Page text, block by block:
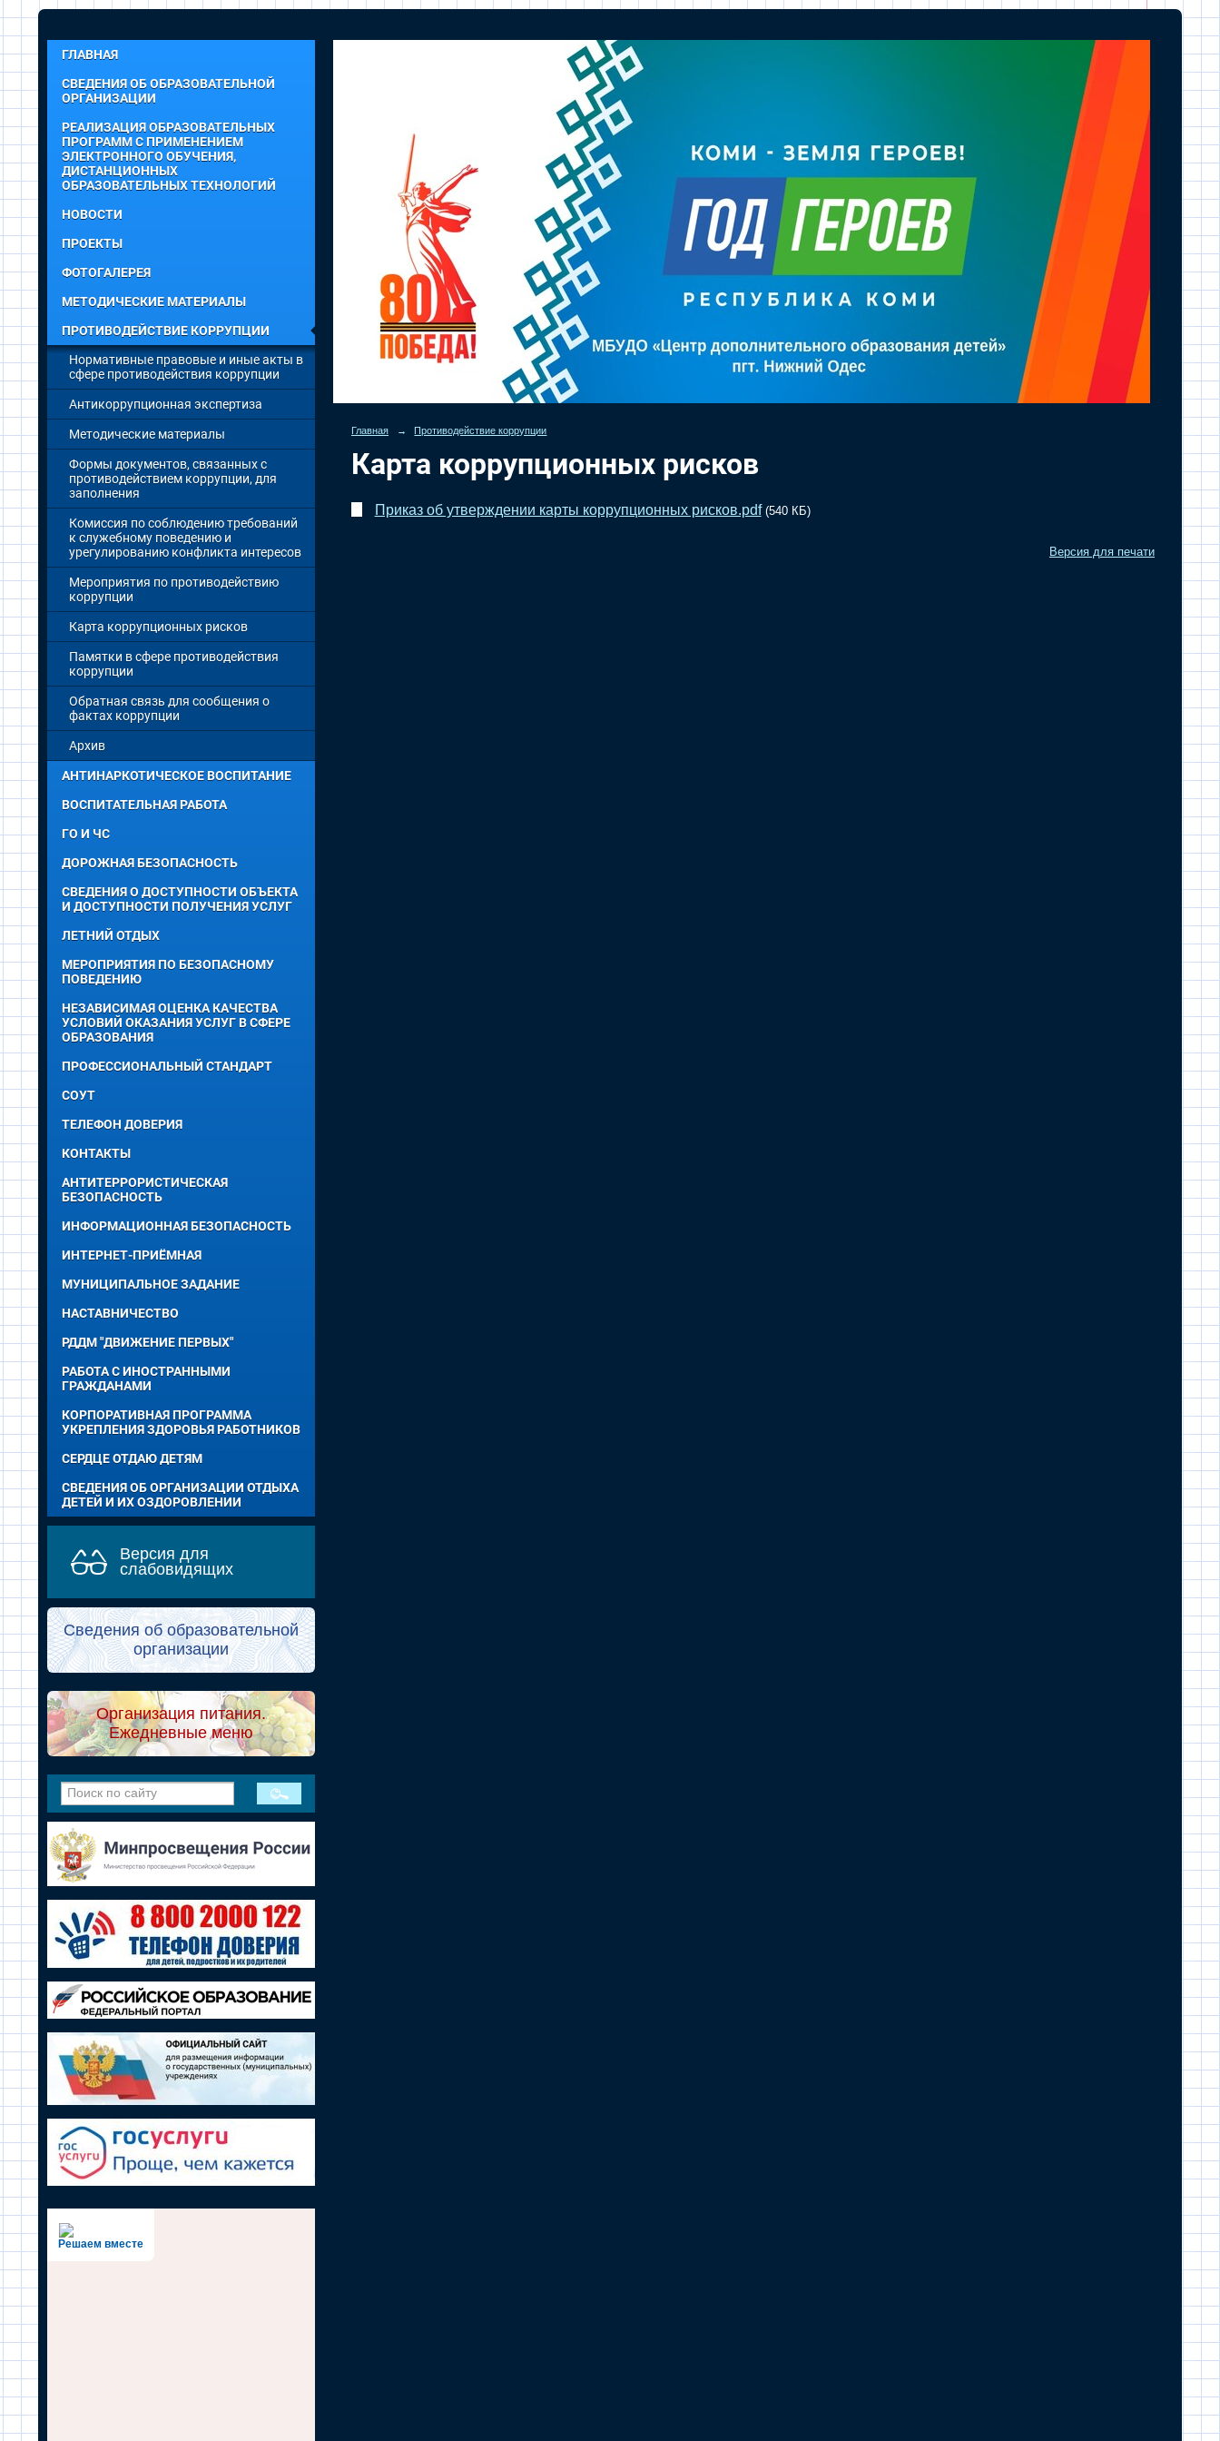
ГЛАВНАЯ
СВЕДЕНИЯ ОБ ОБРАЗОВАТЕЛЬНОЙ
ОРГАНИЗАЦИИ
РЕАЛИЗАЦИЯ ОБРАЗОВАТЕЛЬНЫХ
ПРОГРАММ С ПРИМЕНЕНИЕМ
ЭЛЕКТРОННОГО ОБУЧЕНИЯ,
ДИСТАНЦИОННЫХ
ОБРАЗОВАТЕЛЬНЫХ ТЕХНОЛОГИЙ
НОВОСТИ
ПРОЕКТЫ
ФОТОГАЛЕРЕЯ
МЕТОДИЧЕСКИЕ МАТЕРИАЛЫ
ПРОТИВОДЕЙСТВИЕ КОРРУПЦИИ
Нормативные правовые и иные акты в
сфере противодействия коррупции
Антикоррупционная экспертиза
Методические материалы
Формы документов, связанных с
противодействием коррупции, для
заполнения
Комиссия по соблюдению требований
к служебному поведению и
урегулированию конфликта интересов
Мероприятия по противодействию
коррупции
Карта коррупционных рисков
Памятки в сфере противодействия
коррупции
Обратная связь для сообщения о
фактах коррупции
Архив
АНТИНАРКОТИЧЕСКОЕ ВОСПИТАНИЕ
ВОСПИТАТЕЛЬНАЯ РАБОТА
ГО И ЧС
ДОРОЖНАЯ БЕЗОПАСНОСТЬ
СВЕДЕНИЯ О ДОСТУПНОСТИ ОБЪЕКТА
И ДОСТУПНОСТИ ПОЛУЧЕНИЯ УСЛУГ
ЛЕТНИЙ ОТДЫХ
МЕРОПРИЯТИЯ ПО БЕЗОПАСНОМУ
ПОВЕДЕНИЮ
НЕЗАВИСИМАЯ ОЦЕНКА КАЧЕСТВА
УСЛОВИЙ ОКАЗАНИЯ УСЛУГ В СФЕРЕ
ОБРАЗОВАНИЯ
ПРОФЕССИОНАЛЬНЫЙ СТАНДАРТ
СОУТ
ТЕЛЕФОН ДОВЕРИЯ
КОНТАКТЫ
АНТИТЕРРОРИСТИЧЕСКАЯ
БЕЗОПАСНОСТЬ
ИНФОРМАЦИОННАЯ БЕЗОПАСНОСТЬ
ИНТЕРНЕТ-ПРИЁМНАЯ
МУНИЦИПАЛЬНОЕ ЗАДАНИЕ
НАСТАВНИЧЕСТВО
РДДМ "ДВИЖЕНИЕ ПЕРВЫХ"
РАБОТА С ИНОСТРАННЫМИ
ГРАЖДАНАМИ
КОРПОРАТИВНАЯ ПРОГРАММА
УКРЕПЛЕНИЯ ЗДОРОВЬЯ РАБОТНИКОВ
СЕРДЦЕ ОТДАЮ ДЕТЯМ
СВЕДЕНИЯ ОБ ОРГАНИЗАЦИИ ОТДЫХА
ДЕТЕЙ И ИХ ОЗДОРОВЛЕНИИ
Версия для
слабовидящих
Сведения об образовательной
организации
Организация питания.
Ежедневные меню
Решаем вместе
Главная → Противодействие коррупции
Карта коррупционных рисков
Приказ об утверждении карты коррупционных рисков.pdf (540 КБ)
Версия для печати